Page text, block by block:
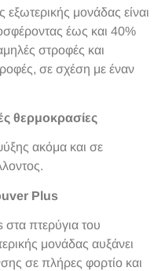
εξωτερικής μονάδας είναι
έως και 40%
στροφές και
σε σχέση με έναν
θερμοκρασίες
ακόμα και σε
Plus
πτερύγια του
μονάδας αυξάνει
σε πλήρες φορτίο και